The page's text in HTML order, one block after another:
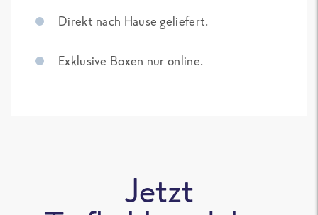
Direkt nach Hause geliefert.
Exklusive Boxen nur online.
Jetzt